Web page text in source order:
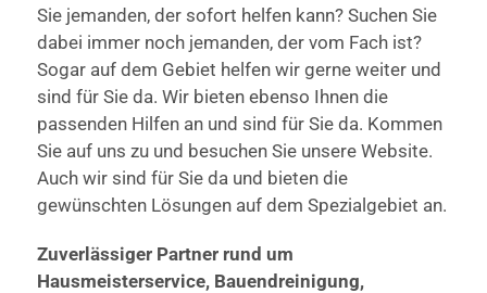
Sie jemanden, der sofort helfen kann? Suchen Sie
dabei immer noch jemanden, der vom Fach ist?
Sogar auf dem Gebiet helfen wir gerne weiter und
sind für Sie da. Wir bieten ebenso Ihnen die
passenden Hilfen an und sind für Sie da. Kommen
Sie auf uns zu und besuchen Sie unsere Website.
Auch wir sind für Sie da und bieten die
gewünschten Lösungen auf dem Spezialgebiet an.
Zuverlässiger Partner rund um
Hausmeisterservice, Bauendreinigung,